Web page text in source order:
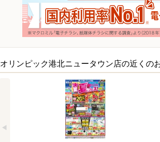
オリンピック港北ニュータウン店の近くの